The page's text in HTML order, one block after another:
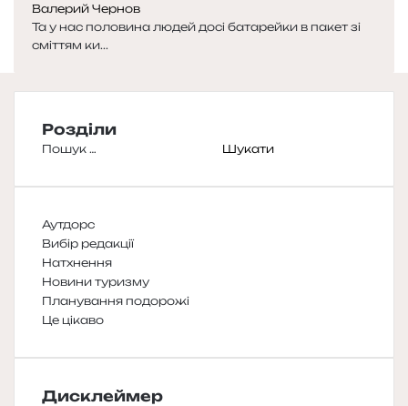
Валерий Чернов
Та у нас половина людей досі батарейки в пакет зі
сміттям ки...
Розділи
Пошук:
Аутдорс
Вибір редакції
Натхнення
Новини туризму
Планування подорожі
Це цікаво
Дисклеймер